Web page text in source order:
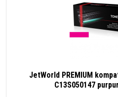
JetWorld PREMIUM
C13S050147